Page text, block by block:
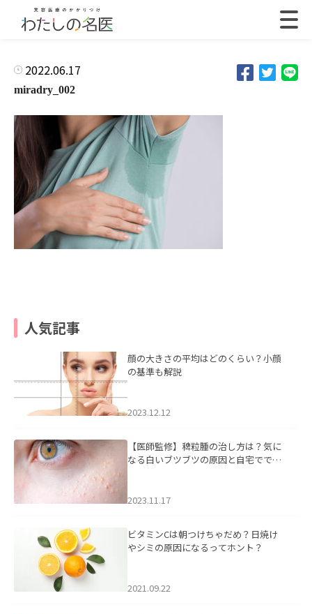
2022.06.17
miradry_002
人気記事
顔の大きさの平均はどのくらい？小顔
の基準も解説
2023.12.12
【医師監修】稗粒腫の治し方は？気に
なる白いブツブツの原因と自宅ででき
2023.11.17
ビタミンCは朝つけちゃだめ？日焼け
やシミの原因になるってホント？
2021.09.22